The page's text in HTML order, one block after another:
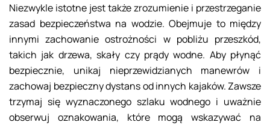
Niezwykle istotne jest także zrozumienie i przestrzeganie
zasad bezpieczeństwa na wodzie. Obejmuje to między
innymi zachowanie ostrożności w pobliżu przeszkód,
takich jak drzewa, skały czy prądy wodne. Aby płynąć
bezpiecznie, unikaj nieprzewidzianych manewrów i
zachowaj bezpieczny dystans od innych kajaków. Zawsze
trzymaj się wyznaczonego szlaku wodnego i uważnie
obserwuj oznakowania, które mogą wskazywać na